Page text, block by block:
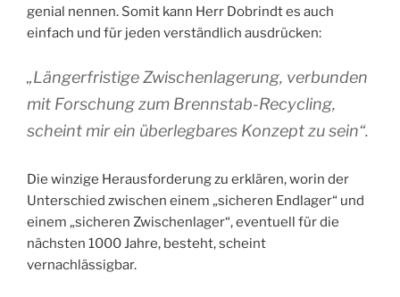
genial nennen. Somit kann Herr Dobrindt es auch
einfach und für jeden verständlich ausdrücken:
„Längerfristige Zwischenlagerung, verbunden
mit Forschung zum Brennstab-Recycling,
scheint mir ein überlegbares Konzept zu sein“.
Die winzige Herausforderung zu erklären, worin der
Unterschied zwischen einem „sicheren Endlager“ und
einem „sicheren Zwischenlager“, eventuell für die
nächsten 1000 Jahre, besteht, scheint
vernachlässigbar.